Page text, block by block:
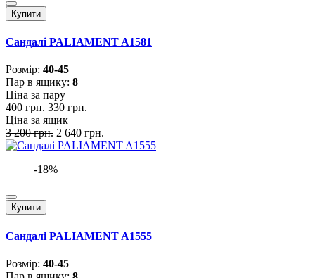
Купити
Сандалі PALIAMENT A1581
Розмiр: 40-45
Пар в ящику: 8
Ціна за пару
400 грн. 330 грн.
Ціна за ящик
3 200 грн. 2 640 грн.
-18%
Купити
Сандалі PALIAMENT A1555
Розмiр: 40-45